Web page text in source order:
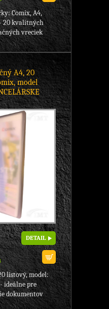
Comix, A4,
20 kvalitných
vreciek
A4, 20
model
DETAIL
listový, model:
ideálne pre
dokumentov